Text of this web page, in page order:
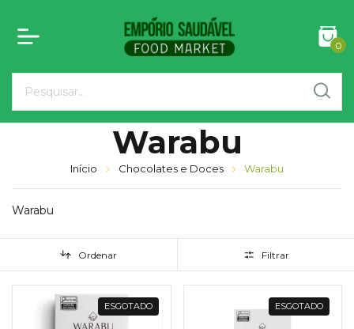
0
Warabu
Início Chocolates e Doces Warabu
Warabu
Ordenar Filtrar
ESGOTADO ESGOTADO